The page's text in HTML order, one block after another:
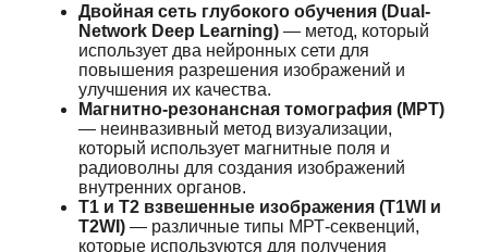
Двойная сеть глубокого обучения (Dual-
Network Deep Learning) — метод, который
использует два нейронных сети для
повышения разрешения изображений и
улучшения их качества.
Магнитно-резонансная томография (МРТ)
— неинвазивный метод визуализации,
который использует магнитные поля и
радиоволны для создания изображений
внутренних органов.
T1 и T2 взвешенные изображения (T1WI и
T2WI) — различные типы МРТ-секвенций,
которые используются для получения